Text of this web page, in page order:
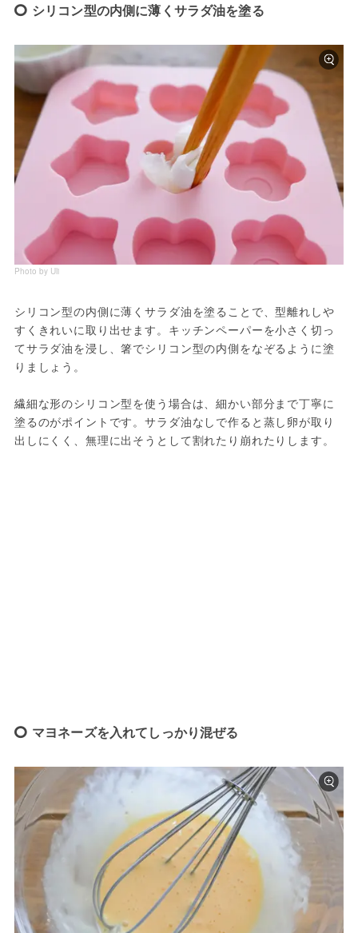
シリコン型の内側に薄くサラダ油を塗る
Photo by Uli
シリコン型の内側に薄くサラダ油を塗ることで、型離れしや
すくきれいに取り出せます。キッチンペーパーを小さく切っ
てサラダ油を浸し、箸でシリコン型の内側をなぞるように塗
りましょう。
繊細な形のシリコン型を使う場合は、細かい部分まで丁寧に
塗るのがポイントです。サラダ油なしで作ると蒸し卵が取り
出しにくく、無理に出そうとして割れたり崩れたりします。
マヨネーズを入れてしっかり混ぜる